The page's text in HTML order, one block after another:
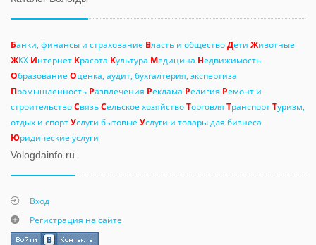
Банки, финансы и страхование Власть и обществоДети Животные
ЖКХ Интернет Красота Культура Медицина Недвижимость
Образование Оценка, аудит, бухгалтерия, экспертиза
Промышленность Развлечения Реклама Религия Ремонт и
строительствоСвязьСельское хозяйствоТорговля ТранспортТуризм,
отдых и спортУслуги бытовые Услуги и товары для бизнеса
Юридические услуги
Vologdainfo.ru
Вход
Регистрация на сайте